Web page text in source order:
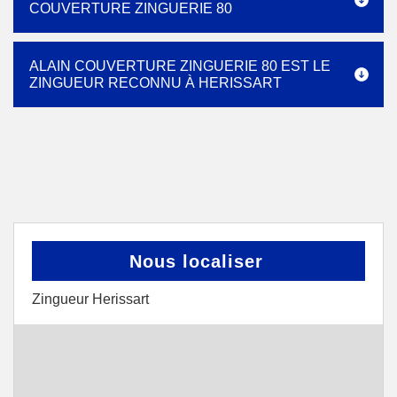
COUVERTURE ZINGUERIE 80
ALAIN COUVERTURE ZINGUERIE 80 EST LE
ZINGUEUR RECONNU À HERISSART
Nous localiser
Zingueur Herissart